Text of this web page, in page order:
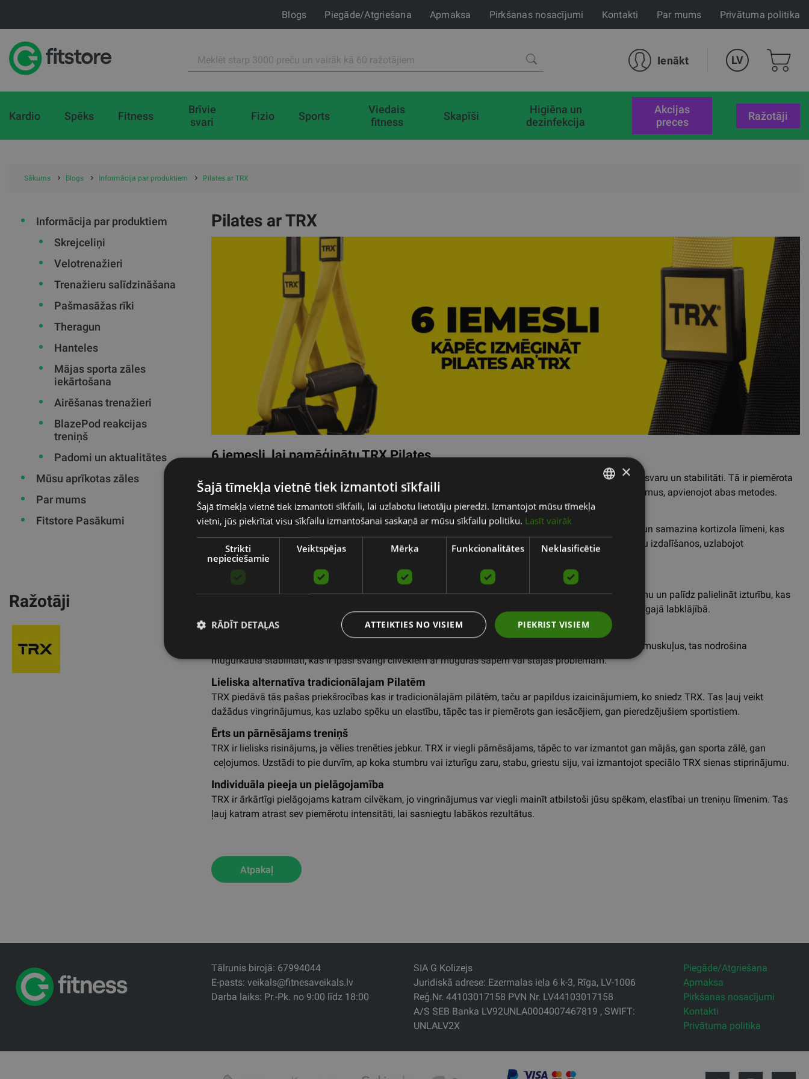
Blogs Piegāde/Atgriešana Apmaksa Pirkšanas nosacījumi Kontakti Par mums Privātuma politika
Ienākt LV
Kardio Spēks Fitness
Brīvie
svari
Fizio Sports
Viedais
fitness
Skapīši
Higiēna un
dezinfekcija
akcijas
preces
Ražotāji
Sākums Blogs Informācija par produktiem Pilates ar TRX
Informācija par produktiem
Skrejceliņi
Velotrenažieri
Trenažieru salīdzināšana
Pašmasāžas rīki
Theragun
Hanteles
Mājas sporta zāles
iekārtošana
Airēšanas trenažieri
BlazePod reakcijas
treniņš
Padomi un aktualitātes
Mūsu aprīkotas zāles
Par mums
Fitstore Pasākumi
Ražotāji
Pilates ar TRX
6 iemesli, lai pamēģinātuTRXPilates
TRX ir efektīva treniņu metode, kas izmanto ķermeņa svaru un piekares sistēmu, lai attīstītu spēku, līdzsvaru un stabilitāti. Tā ir piemērota
visiem, uzlabo kustību efektivitāti un ir droša locītavām. Ar TRX iespējams izpildīt arī Pilates vingrinājumus, apvienojot abas metodes.
Samazināts stress un uzlabota noskaņojums
Pilates palīdz samazināt stresu, koncentrējoties uz elpošanu un kustībām. Tas aktivizē nervu sistēmu un samazina kortizola līmeni, kas
palīdz justies mierīgāk un līdzsvarotāk. Tāpat kā jebkura cita fiziskā aktivitāte, pilates veicina endorfīnu izdalīšanos, uzlabojot
noskaņojumu un sniedzot papildus enerģiju.
Palielināta enerģija un motivācija
Pilates ar TRX uzlabo asinsriti un palielina skābekļa piegādi ķermenim. Tas sniedz enerģijas pieplūdumu un palīdz palielināt izturību, kas
veicina motivāciju sasniegt jaunus mērķus. Regulārs treniņš ar TRX palīdz ne tikai fiziskajā, bet arī garīgajā labklājībā.
Stabilizē muguru un uzlabo stāju
Lielisks veids, kā nostiprināt muguras muskuļus un uzlabot stāju. Aktivizējot dziļos vēdera un iegurņa muskuļus, tas nodrošina
mugurkaula stabilitāti, kas ir īpaši svarīgi cilvēkiem ar muguras sāpēm vai stājas problēmām.
Lieliska alternatīva tradicionālajam Pilatēm
TRX piedāvā tās pašas priekšrocības kas ir tradicionālajām pilātēm, taču ar papildus izaicinājumiem, ko sniedz TRX. Tas ļauj veikt
dažādus vingrinājumus, kas uzlabo spēku un elastību, tāpēc tas ir piemērots gan iesācējiem, gan pieredzējušiem sportistiem.
Ērts un pārnēsājams treniņš
TRX ir lielisks risinājums, ja vēlies trenēties jebkur. TRX ir viegli pārnēsājams, tāpēc to var izmantot gan mājās, gan sporta zālē, gan
ceļojumos. Uzstādi to pie durvīm, ap koka stumbru vai izturīgu zaru, stabu, griestu siju, vai izmantojot speciālo TRX sienas stiprinājumu.
Individuāla pieeja un pielāgojamība
TRX ir ārkārtīgi pielāgojams katram cilvēkam, jo vingrinājumus var viegli mainīt atbilstoši jūsu spēkam, elastībai un treniņu līmenim. Tas
ļauj katram atrast sev piemērotu intensitāti, lai sasniegtu labākos rezultātus.
Atpakaļ
Tālrunis birojā: 67994044
E-pasts: veikals@fitnesaveikals.lv
Darba laiks: Pr.-Pk. no 9:00 līdz 18:00
SIA G Kolizejs
Juridiskā adrese: Ezermalas iela 6 k-3, Rīga, LV-1006
Reģ.Nr. 44103017158 PVN Nr. LV44103017158
A/S SEB Banka LV92UNLA0004007467819 , SWIFT:
UNLALV2X
Piegāde/Atgriešana
Apmaksa
Pirkšanas nosacījumi
Kontakti
Privātuma politika
LATVIAN
RUSSIAN
×
Šajā tīmekļa vietnē tiek izmantoti sīkfaili
Šajā tīmekļa vietnē tiek izmantoti sīkfaili, lai uzlabotu lietotāju pieredzi. Izmantojot mūsu tīmekļa
vietni, jūs piekrītat visu sīkfailu izmantošanai saskaņā ar mūsu sīkfailu politiku. Lasīt vairāk
Strikti
nepieciešamie
Veiktspējas Mērķa Funkcionalitātes Neklasificētie
PIEKRIST VISIEM
ATTEIKTIES NO VISIEM
RĀDĪT DETAĻAS